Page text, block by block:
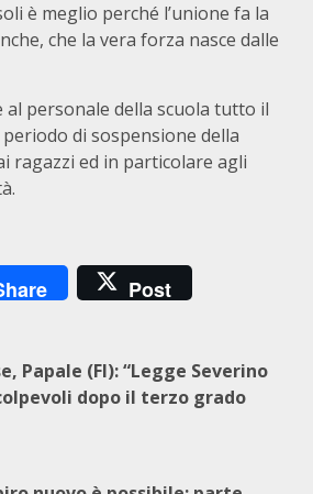
è meglio perché l’unione fa la
che la vera forza nasce dalle
al personale della scuola tutto il
di sospensione della
ragazzi ed in particolare agli
Post
Papale (FI): “Legge Severino
dopo il terzo grado